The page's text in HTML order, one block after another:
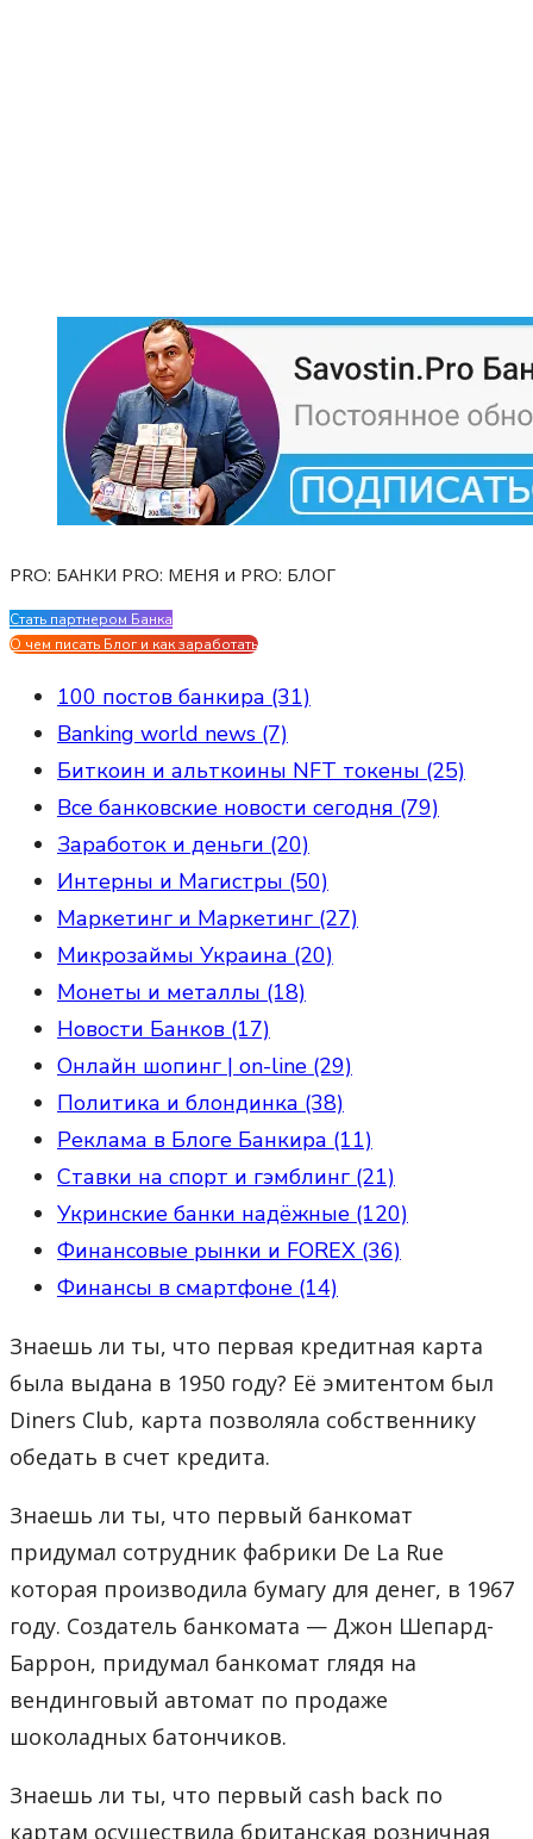
PRO: БАНКИ PRO: МЕНЯ и PRO: БЛОГ
Стать партнером Банка
О чем писать Блог и как заработать
100 постов банкира (31)
Banking world news (7)
Биткоин и альткоины NFT токены (25)
Все банковские новости сегодня (79)
Заработок и деньги (20)
Интерны и Магистры (50)
Маркетинг и Маркетинг (27)
Микрозаймы Украина (20)
Монеты и металлы (18)
Новости Банков (17)
Онлайн шопинг | on-line (29)
Политика и блондинка (38)
Реклама в Блоге Банкира (11)
Ставки на спорт и гэмблинг (21)
Укринские банки надёжные (120)
Финансовые рынки и FOREX (36)
Финансы в смартфоне (14)
Знаешь ли ты, что первая кредитная карта
была выдана в 1950 году? Её эмитентом был
Diners Club, карта позволяла собственнику
обедать в счет кредита.
Знаешь ли ты, что первый банкомат
придумал сотрудник фабрики De La Rue
которая производила бумагу для денег, в 1967
году. Создатель банкомата — Джон Шепард-
Баррон, придумал банкомат глядя на
вендинговый автомат по продаже
шоколадных батончиков.
Знаешь ли ты, что первый cash back по
картам осуществила британская розничная